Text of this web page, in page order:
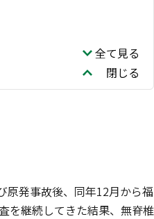
全て見る
閉じる
発事故後、同年12月から福
を継続してきた結果、無脊椎